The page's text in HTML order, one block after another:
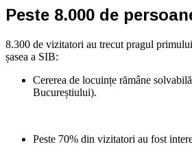
Peste 8.000 de
8.300 de vizitatori au trecut pragul
șasea a SIB:
Cererea de locuințe rămâne
Bucureștiului).
Peste 70% din vizitatori au fost